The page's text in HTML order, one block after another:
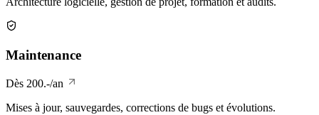
Maintenance
Dès 200.-/an
Mises à jour, sauvegardes, corrections de bugs et évolutions.